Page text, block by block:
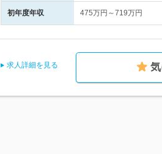
初年度年収 475万円～719万円
求人詳細を見る